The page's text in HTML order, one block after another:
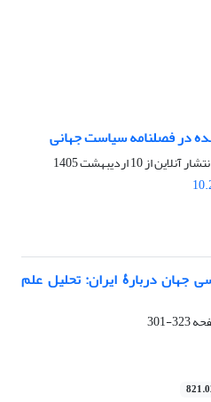
در فصلنامه سیاست جهانی
آنلاین از10 اردیبهشت 1405
جهان دربارۀ ایران: تحلیل علم
323-301